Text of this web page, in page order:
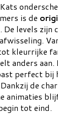
is de
. De levels zijn
kleurrijke
anders
perfect bij
de
animaties
tot eind.